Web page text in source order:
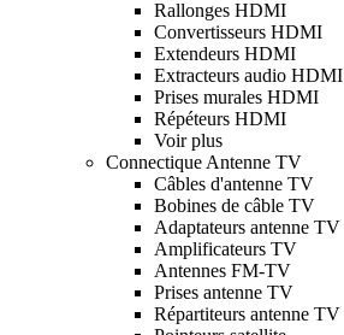
Rallonges HDMI
Convertisseurs HDMI
Extendeurs HDMI
Extracteurs audio HDMI
Prises murales HDMI
Répéteurs HDMI
Voir plus
Connectique Antenne TV
Câbles d'antenne TV
Bobines de câble TV
Adaptateurs antenne TV
Amplificateurs TV
Antennes FM-TV
Prises antenne TV
Répartiteurs antenne TV